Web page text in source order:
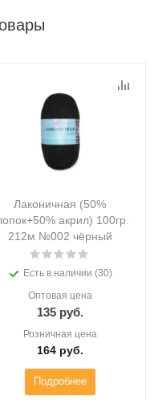
Лаконичная (50%
акрил) 100гр.
212м №002 чёрный
Есть в наличии (30)
Оптовая цена
135руб.
Розничная цена
164руб.
Подробнее